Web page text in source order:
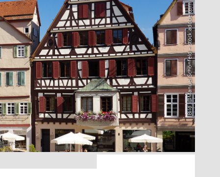
Bild: @Manuel Schönfeld – stock.adobe.com